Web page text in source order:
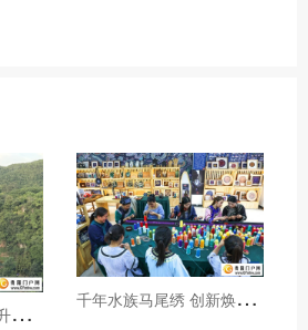
黄
果树旅游服务提质升级暖心护航游客行程 千
年水族马尾绣 创新焕发新生机